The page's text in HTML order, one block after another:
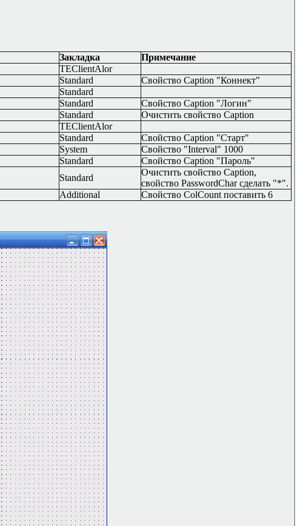
Закладка
Примечание
TEClientAlor
Standard Свойство Caption "Коннект"
Standard
Standard Свойство Caption "Логин"
Standard Очистить свойство Caption
TEClientAlor
Standard Свойство Caption "Старт"
System Свойство "Interval" 1000
Standard Свойство Caption "Пароль"
Standard
Очистить свойство Caption,
свойство PasswordCharсделать "*".
Additional Свойство ColCount поставить 6